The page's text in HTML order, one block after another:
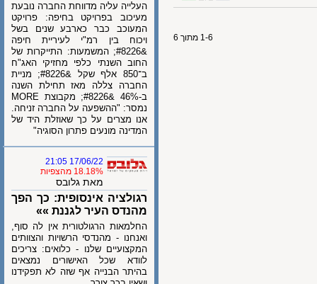
העלייה עליה מדווחת החברה נובעת
מעיכוב בפרויקט בחיפה: פרויקט
המעוכב כבר כארבע שנים בשל
ויכוח בין רמ"י לעיריית חיפה
&#8226; המשמעות: התייקרות של
החוב השנתי כלפי מחזיקי האג"ח
ב־850 אלף שקל &#8226; מניית
החברה צללה מאז תחילת השנה
ב-46% &#8226; מקבוצת MORE
נמסר: "ההשפעה על החברה זניחה.
אנו מצרים על כך שאוזלת היד של
המדינה מונעים פתרון הסוגיה"
17/06/22 21:05
18.18% מהצפיות
מאת גלובס
רגולציה אינסופית: כך הפך
מהנדס העיר לגננת »»
החלמאות הרגולטורית אין לה סוף,
ואנחנו - מהנדסי הרשויות והצוותים
המקצועיים שלנו - כלואים: צריכים
לוודא שכל האישורים נמצאים
בהיתר הבנייה אף שזה לא תפקידנו